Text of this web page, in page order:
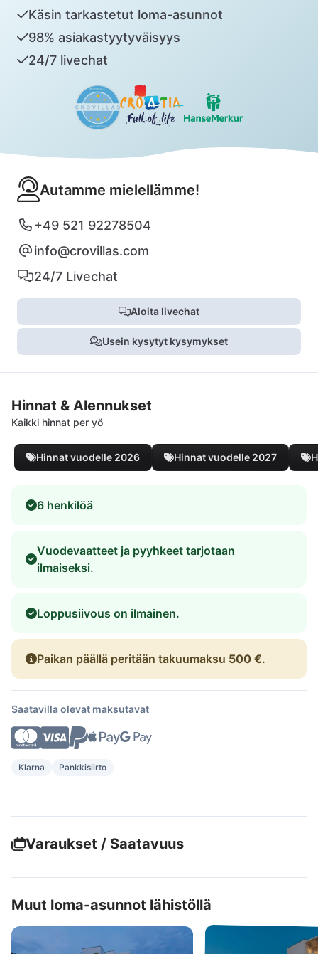
Käsin tarkastetut loma-asunnot
98% asiakastyytyväisyys
24/7 livechat
Autamme mielellämme!
+49 521 92278504
info@crovillas.com
24/7 Livechat
Aloita livechat
Usein kysytyt kysymykset
Hinnat & Alennukset
Kaikki hinnat per yö
Hinnat vuodelle 2026 Hinnat vuodelle 2027
6 henkilöä
Vuodevaatteet ja pyyhkeet tarjotaan
ilmaiseksi.
Loppusiivous on ilmainen.
Paikan päällä peritään takuumaksu 500 €.
Saatavilla olevat maksutavat
Klarna Pankkisiirto
Varaukset / Saatavuus
Muut loma-asunnot lähistöllä